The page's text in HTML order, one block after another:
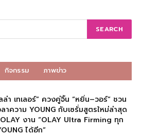
กิจกรรม ภาพข่าว
ล่า เทเลอร์” ควงคู่จิ้น “หยิ่น–วอร์” ชวน
ลาความ YOUNG กับเซรั่มสูตรใหม่ล่าสุด
งาน “OLAY Ultra Firming ทุก
ได้อีก”